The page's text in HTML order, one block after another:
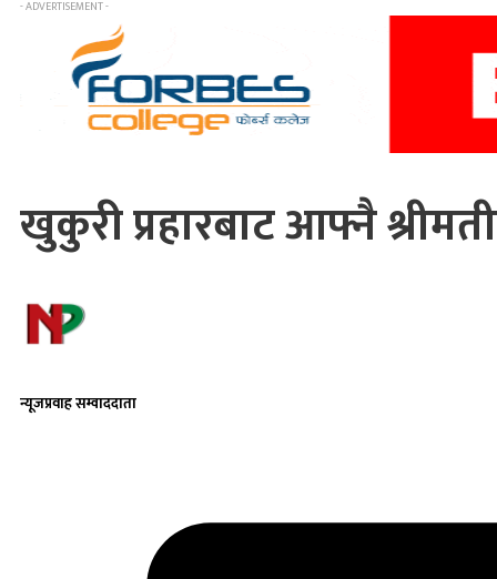
- ADVERTISEMENT -
खुकुरी प्रहारबाट आफ्नै
न्यूजप्रवाह सम्वाददाता